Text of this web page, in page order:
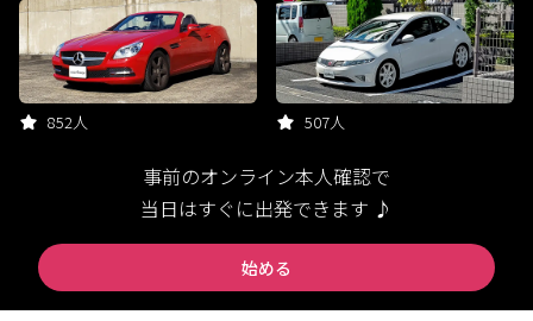
852人 507人
事前のオンライン本人確認で
当日はすぐに出発できます ♪
始める